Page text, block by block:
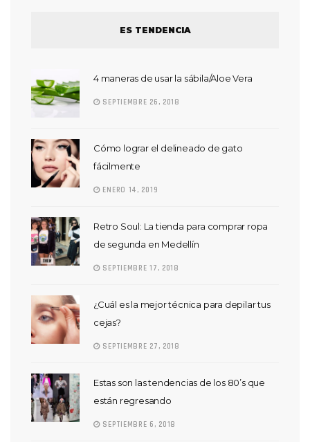
ES TENDENCIA
4 maneras de usar la sábila/Aloe Vera
SEPTIEMBRE 26, 2018
Cómo lograr el delineado de gato
fácilmente
ENERO 14, 2019
Retro Soul: La tienda para comprar ropa
de segunda en Medellín
SEPTIEMBRE 17, 2018
¿Cuál es la mejor técnica para depilar tus
cejas?
SEPTIEMBRE 27, 2018
Estas son las tendencias de los 80’s que
están regresando
SEPTIEMBRE 6, 2018